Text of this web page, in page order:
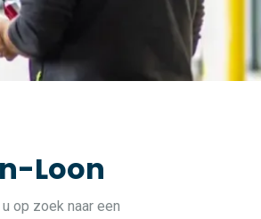
Loon
op zoek naar een